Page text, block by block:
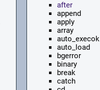
after
append
apply
array
auto_execok
auto_load
bgerror
binary
break
catch